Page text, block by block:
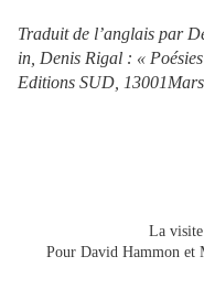
Traduit de l’anglais par
in, Denis Rigal : «
Editions SUD,
La
Pour David Hammon et